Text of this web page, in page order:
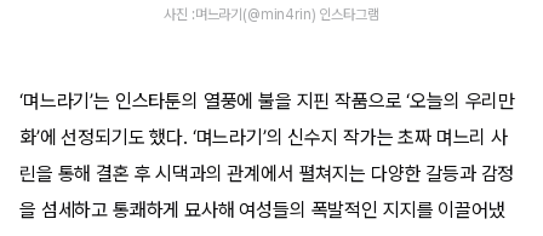
사진 :며느라기(@min4rin) 인스타그램
‘며느라기’는 인스타툰의 열풍에 불을 지핀 작품으로 ‘오늘의 우리만
화’에 선정되기도 했다. ‘며느라기’의 신수지 작가는 초짜 며느리 사
린을 통해 결혼 후 시댁과의 관계에서 펼쳐지는 다양한 갈등과 감정
을 섬세하고 통쾌하게 묘사해 여성들의 폭발적인 지지를 이끌어냈